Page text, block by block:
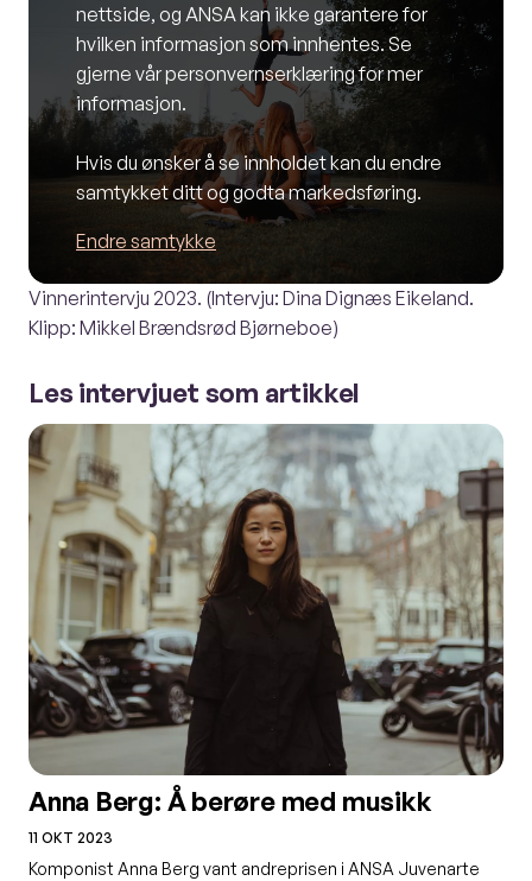
nettside, og ANSA kan ikke garantere for
hvilken informasjon som innhentes. Se
gjerne vår personvernserklæring for mer
informasjon.
Hvis du ønsker å se innholdet kan du endre
samtykket ditt og godta markedsføring.
Endre samtykke
Vinnerintervju 2023. (Intervju: Dina Dignæs Eikeland.
Klipp: Mikkel Brændsrød Bjørneboe)
Les intervjuet som artikkel
Anna Berg: Å berøre med musikk
11 OKT 2023
Komponist Anna Berg vant andreprisen i ANSA Juvenarte